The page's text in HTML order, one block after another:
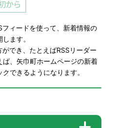
ィードを使って、新着情報の
ます。
でき、たとえばRSSリーダー
、矢巾町ホームページの新着
できるようになります。